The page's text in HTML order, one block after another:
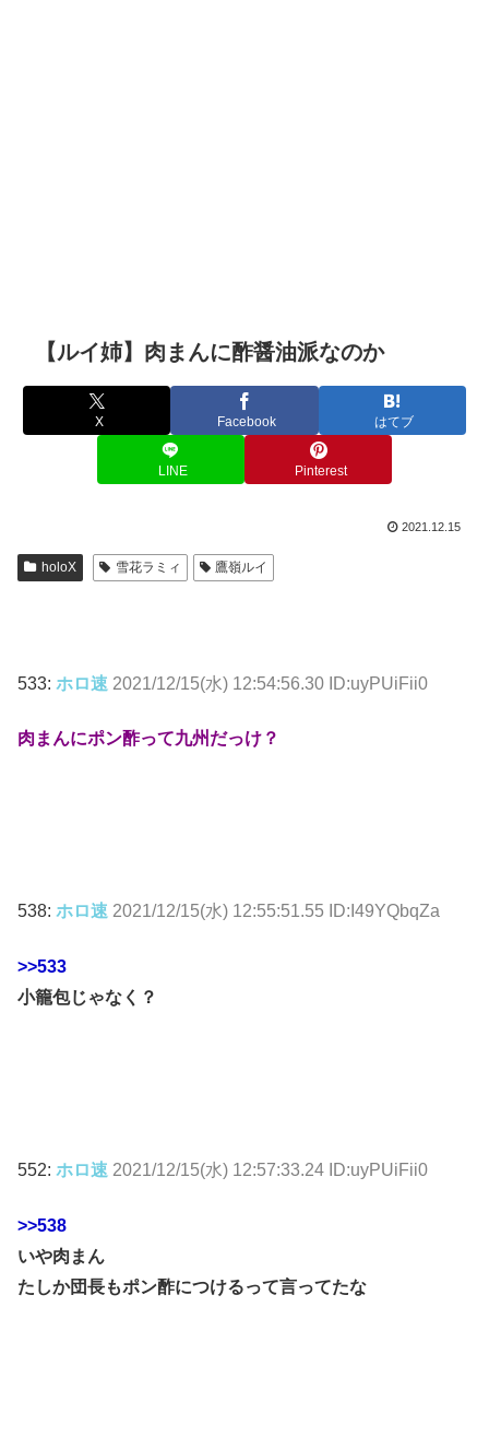
【ルイ姉】肉まんに酢醤油派なのか
X Facebook はてブ
LINE Pinterest
2021.12.15
holoX 雪花ラミィ 鷹嶺ルイ
533: ホロ速 2021/12/15(水) 12:54:56.30 ID:uyPUiFii0
肉まんにポン酢って九州だっけ？
538: ホロ速 2021/12/15(水) 12:55:51.55 ID:I49YQbqZa
>>533
小籠包じゃなく？
552: ホロ速 2021/12/15(水) 12:57:33.24 ID:uyPUiFii0
>>538
いや肉まん
たしか団長もポン酢につけるって言ってたな